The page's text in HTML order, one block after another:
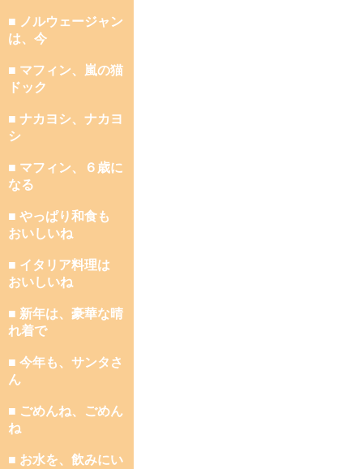
■ ノルウェージャン
は、今
■ マフィン、嵐の猫
ドック
■ ナカヨシ、ナカヨ
シ
■ マフィン、６歳に
なる
■ やっぱり和食も
おいしいね
■ イタリア料理は
おいしいね
■ 新年は、豪華な晴
れ着で
■ 今年も、サンタさ
ん
■ ごめんね、ごめん
ね
■ お水を、飲みにい